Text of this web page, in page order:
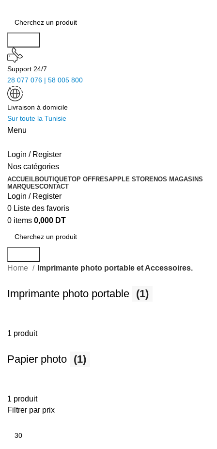
Support 24/7
28 077 076 | 58 005 800
Livraison à domicile
Sur toute la Tunisie
Menu
Login / Register
Nos catégories
ACCUEILBOUTIQUETOP OFFRESAPPLE STORENOS MAGASINS
MARQUESCONTACT
Login / Register
0 Liste des favoris
0 items 0,000 DT
Home
Imprimante photo portable et Accessoires.
Imprimante photo portable (1)
1 produit
Papier photo (1)
1 produit
Filtrer par prix